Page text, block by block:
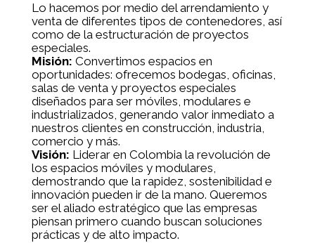
Lo hacemos por medio del arrendamiento y
venta de diferentes tipos de contenedores, así
como de la estructuración de proyectos
especiales.
Misión: Convertimos espacios en
oportunidades: ofrecemos bodegas, oficinas,
salas de venta y proyectos especiales
diseñados para ser móviles, modulares e
industrializados, generando valor inmediato a
nuestros clientes en construcción, industria,
comercio y más.
Visión: Liderar en Colombia la revolución de
los espacios móviles y modulares,
demostrando que la rapidez, sostenibilidad e
innovación pueden ir de la mano. Queremos
ser el aliado estratégico que las empresas
piensan primero cuando buscan soluciones
prácticas y de alto impacto.